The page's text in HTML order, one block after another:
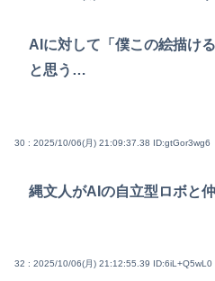
AIに対して「僕この絵描け
と思う…
30 : 2025/10/06(月) 21:09:37.38 ID:gtGor3wg6
縄文人がAIの自立型ロボと
32 : 2025/10/06(月) 21:12:55.39 ID:6iL+Q5wL0